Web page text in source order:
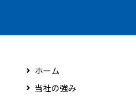
ホーム
当社の強み